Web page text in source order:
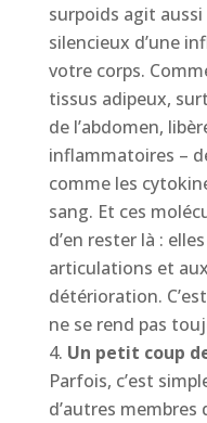
surpoids agit
silencieux d’une
votre corps.
tissus adipeux,
de l’abdomen,
inflammatoires –
comme les
sang. Et ces
d’en rester là :
articulations et
détérioration.
ne se rend pas
Un petit coup
Parfois, c’est
d’autres